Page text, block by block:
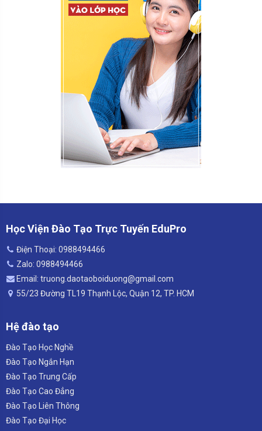
Học Viện Đào Tạo Trực Tuyến EduPro
Điện Thoại: 0988494466
Zalo: 0988494466
Email: truong.daotaoboiduong@gmail.com
55/23 Đường TL19 Thạnh Lộc, Quận 12, TP. HCM
Hệ đào tạo
Đào Tạo Học Nghề
Đào Tạo Ngắn Hạn
Đào Tạo Trung Cấp
Đào Tạo Cao Đẳng
Đào Tạo Liên Thông
Đào Tạo Đại Học